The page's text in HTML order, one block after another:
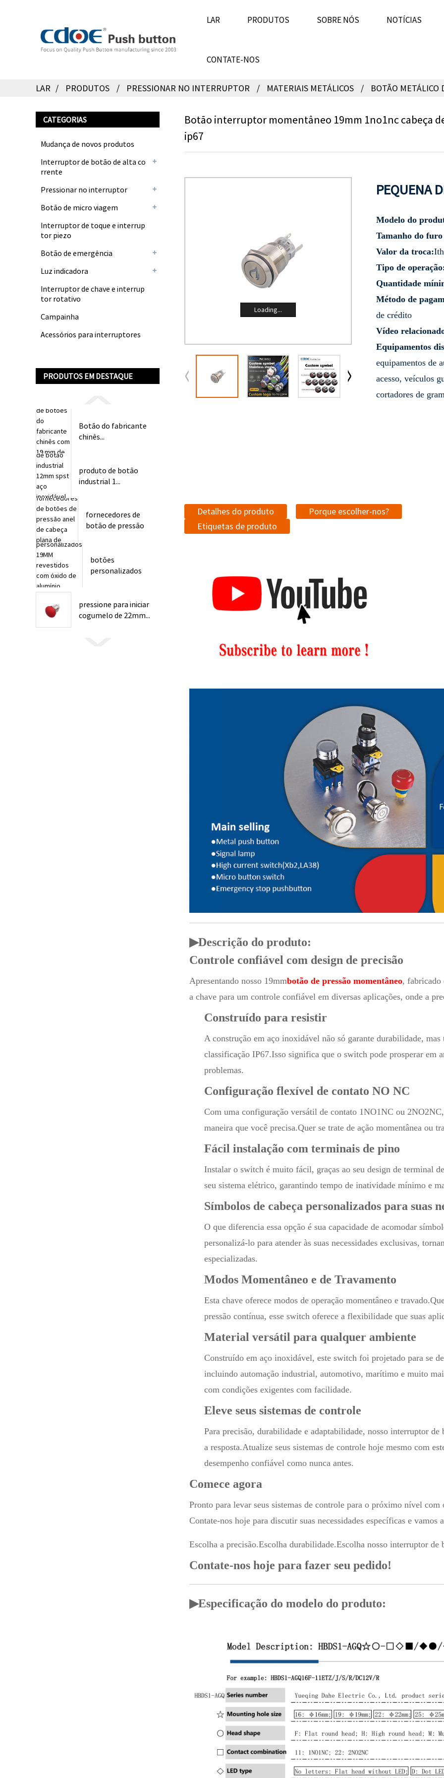
LAR PRODUTOS SOBRE NÓS NOTÍCIAS
CONTATE-NOS
LAR PRODUTOS PRESSIONAR NO INTERRUPTOR MATERIAIS METÁLICOS BOTÃO METÁLICO
CATEGORIAS
Mudança de novos produtos
Interruptor de botão de alta co
rrente
Pressionar no interruptor
Botão de micro viagem
Interruptor de toque e interrup
tor piezo
Botão de emergência
Luz indicadora
Interruptor de chave e interrup
tor rotativo
Campainha
Acessórios para interruptores
PRODUTOS EM DESTAQUE
Botão do fabricante
chinês...
produto de botão
industrial 1...
fornecedores de
botão de pressão
botões
personalizados
pressione para iniciar
cogumelo de 22mm...
Botão interruptor momentâneo 19mm 1no1nc cabeça
ip67
Loading...
PEQUENA
Modelo do
Tamanho do
Valor da troca:
Tipo de
Quantidade
Método de
de crédito
Vídeo
Equipamentos
equipamentos de
acesso, veículos
cortadores de
Detalhes do produto
Porque escolher-nos?
Etiquetas de produto
▶Descrição do produto:
Controle confiável com design de precisão
Apresentando nosso 19mmbotão de pressão momentâneo, fabricado
a chave para um controle confiável em diversas aplicações, onde a
Construído para resistir
A construção em aço inoxidável não só garante durabilidade,
classificação IP67.Isso significa que o switch pode prosperar em
problemas.
Configuração flexível de contato NO NC
Com uma configuração versátil de contato 1NO1NC ou
maneira que você precisa.Quer se trate de ação momentânea ou
Fácil instalação com terminais de pino
Instalar o switch é muito fácil, graças ao seu design de terminal
seu sistema elétrico, garantindo tempo de inatividade mínimo e
Símbolos de cabeça personalizados para suas
O que diferencia essa opção é sua capacidade de acomodar
personalizá-lo para atender às suas necessidades exclusivas,
especializadas.
Modos Momentâneo e de Travamento
Esta chave oferece modos de operação momentâneo e
pressão contínua, esse switch oferece a flexibilidade que suas
Material versátil para qualquer ambiente
Construído em aço inoxidável, este switch foi projetado para se
incluindo automação industrial, automotivo, marítimo e muito
com condições exigentes com facilidade.
Eleve seus sistemas de controle
Para precisão, durabilidade e adaptabilidade, nosso interruptor
a resposta.Atualize seus sistemas de controle hoje mesmo com
desempenho confiável como nunca antes.
Comece agora
Pronto para levar seus sistemas de controle para o próximo nível com
Contate-nos hoje para discutir suas necessidades específicas e vamos
Escolha a precisão.Escolha durabilidade.Escolha nosso interruptor
Contate-nos hoje para fazer seu pedido!
▶Especificação do modelo do produto: